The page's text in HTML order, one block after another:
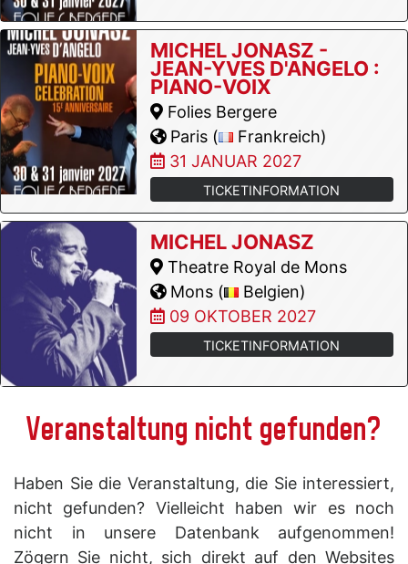
MICHEL JONASZ -
JEAN-YVES D'ANGELO :
PIANO-VOIX
Folies Bergere
Paris (
Frankreich)
31 JANUAR 2027
TICKETINFORMATION
MICHEL JONASZ
Theatre Royal de Mons
Mons (
Belgien)
09 OKTOBER 2027
TICKETINFORMATION
Veranstaltung nicht gefunden?
Haben Sie die Veranstaltung, die Sie interessiert,
nicht gefunden? Vielleicht haben wir es noch
nicht in unsere Datenbank aufgenommen!
Zögern Sie nicht, sich direkt auf den Websites